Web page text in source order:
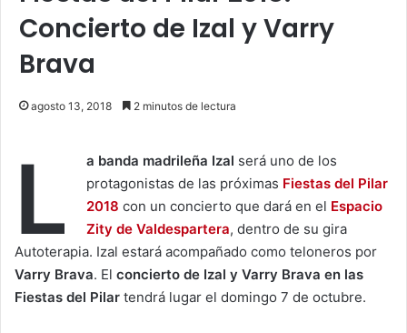
Concierto de Izal y Varry
Brava
agosto 13, 2018 2 minutos de lectura
L a banda madrileña Izal será uno de los
protagonistas de las próximas Fiestas del Pilar
2018 con un concierto que dará en el Espacio
Zity de Valdespartera, dentro de su gira
Autoterapia. Izal estará acompañado como teloneros por
Varry Brava. El concierto de Izal y Varry Brava en las
Fiestas del Pilar tendrá lugar el domingo 7 de octubre.